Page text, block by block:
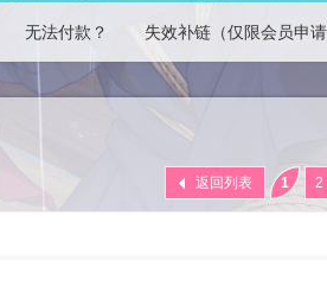
无法付款？ 失效补链（仅限会员申
1 2
返回列表